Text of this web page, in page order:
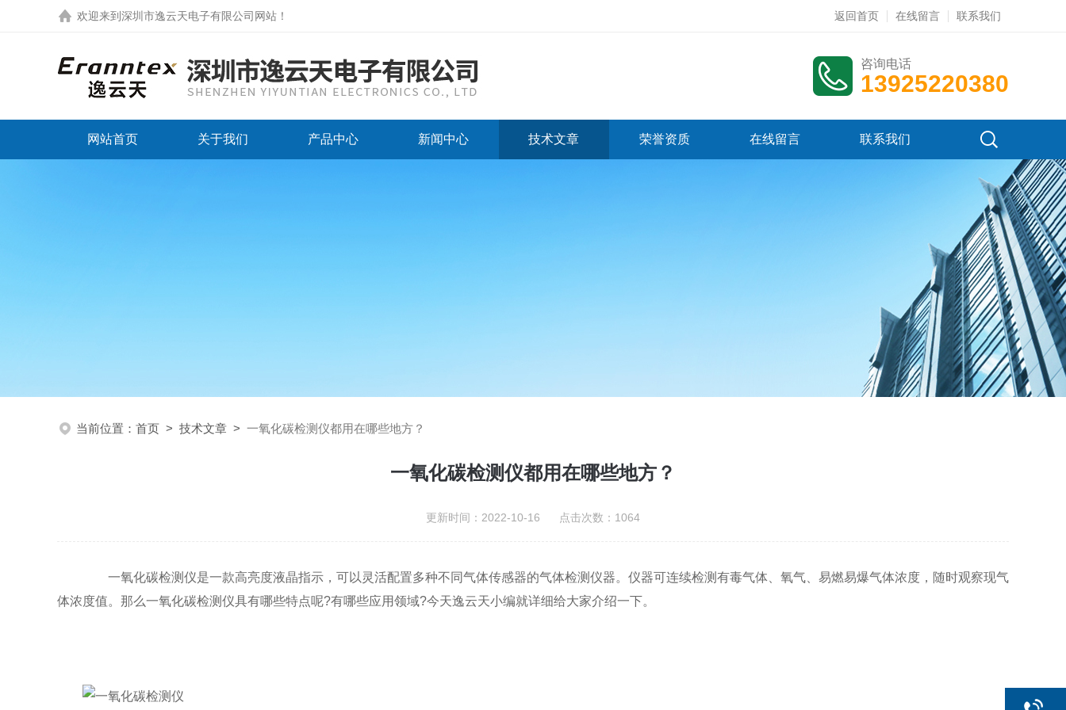
欢迎来到 深圳市逸云天电子有限公司网站 ！ 返回首页 在线留言 联系我们
咨询电话
13925220380
网站首页 关于我们 产品中心 新闻中心 技术文章 荣誉资质 在线留言 联系我们
当前位置： 首页 > 技术文章 > 一氧化碳检测仪都用在哪些地方？
一氧化碳检测仪都用在哪些地方？
更新时间：2022-10-16 点击次数：1064
一氧化碳检测仪是一款高亮度液晶指示，可以灵活配置多种不同气体传感器的气体检测仪器。仪器可连续检测有毒气体、氧气、易燃易爆气体浓度，随时观察现气
体浓度值。那么一氧化碳检测仪具有哪些特点呢?有哪些应用领域?今天逸云天小编就详细给大家介绍一下。